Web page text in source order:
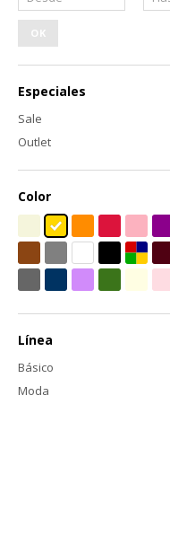
OK
Especiales
Sale
Outlet
Color
Línea
Básico
Moda